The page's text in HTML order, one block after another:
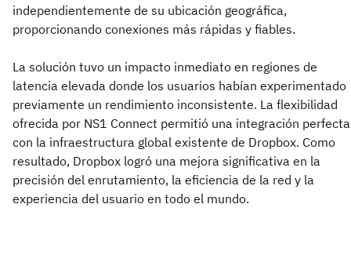
independientemente de su ubicación geográfica,
proporcionando conexiones más rápidas y fiables.
La solución tuvo un impacto inmediato en regiones de
latencia elevada donde los usuarios habían experimentado
previamente un rendimiento inconsistente. La flexibilidad
ofrecida por NS1 Connect permitió una integración perfecta
con la infraestructura global existente de Dropbox. Como
resultado, Dropbox logró una mejora significativa en la
precisión del enrutamiento, la eficiencia de la red y la
experiencia del usuario en todo el mundo.